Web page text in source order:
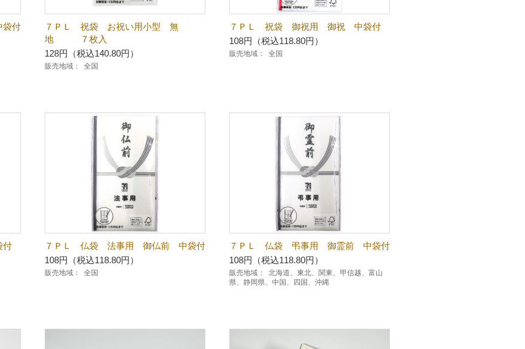
付
７ＰＬ 祝袋 お祝い用小型 無
地 ７枚入
128円（税込140.80円）
販売地域： 全国
７ＰＬ 祝袋 御祝用 御祝 中袋付
108円（税込118.80円）
販売地域： 全国
７ＰＬ 仏袋 法事用 御仏前 中袋付
108円（税込118.80円）
販売地域： 全国
７ＰＬ 仏袋 弔事用 御霊前 中袋付
108円（税込118.80円）
販売地域：
北海道、東北、関東、甲信越、富山
県、静岡県、中国、四国、沖縄